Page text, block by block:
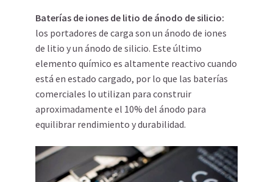
Baterías de iones de litio de ánodo de silicio:
los portadores de carga son un ánodo de iones
de litio y un ánodo de silicio. Este último
elemento químico es altamente reactivo cuando
está en estado cargado, por lo que las baterías
comerciales lo utilizan para construir
aproximadamente el 10% del ánodo para
equilibrar rendimiento y durabilidad.